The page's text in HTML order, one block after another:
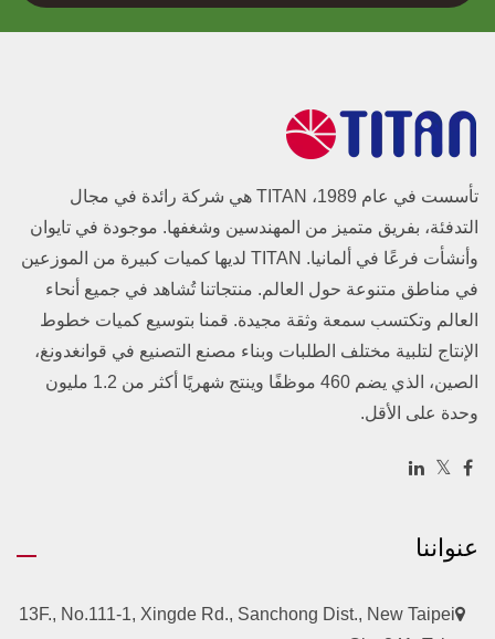
تأسست في عام 1989، TITAN هي شركة رائدة في مجال
التدفئة، بفريق متميز من المهندسين وشغفها. موجودة في تايوان
وأنشأت فرعًا في ألمانيا. TITAN لديها كميات كبيرة من الموزعين
في مناطق متنوعة حول العالم. منتجاتنا تُشاهد في جميع أنحاء
العالم وتكتسب سمعة وثقة مجيدة. قمنا بتوسيع كميات خطوط
الإنتاج لتلبية مختلف الطلبات وبناء مصنع التصنيع في قوانغدونغ،
الصين، الذي يضم 460 موظفًا وينتج شهريًا أكثر من 1.2 مليون
وحدة على الأقل.
عنواننا
13F., No.111-1, Xingde Rd., Sanchong Dist., New Taipei